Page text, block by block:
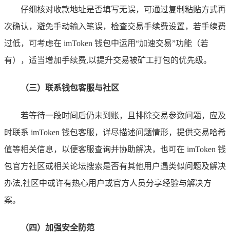
仔细核对收款地址是否填写无误，可通过复制粘贴方式再
次确认，避免手动输入笔误，检查交易手续费设置，若手续费
过低，可考虑在 imToken 钱包中运用“加速交易”功能（若
有），适当增加手续费,以提升交易被矿工打包的优先级。
（三）联系钱包客服与社区
若等待一段时间后仍未到账，且排除交易参数问题，应及
时联系 imToken 钱包客服，详尽描述问题情形，提供交易哈希
值等相关信息，以便客服查询并协助解决，也可在 imToken 钱
包官方社区或相关论坛搜索是否有其他用户遇类似问题及解决
办法,社区中或许有热心用户或官方人员分享经验与解决方
案。
（四）加强安全防范